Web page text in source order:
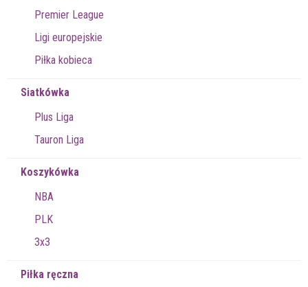
Premier League
Ligi europejskie
Piłka kobieca
Siatkówka
Plus Liga
Tauron Liga
Koszykówka
NBA
PLK
3x3
Piłka ręczna